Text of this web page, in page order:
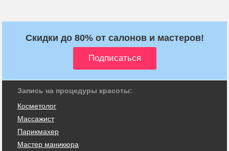
Скидки до 80% от салонов и мастеров!
Запись на процедуры красоты:
Косметолог
Массажист
Парикмахер
Мастер маникюра